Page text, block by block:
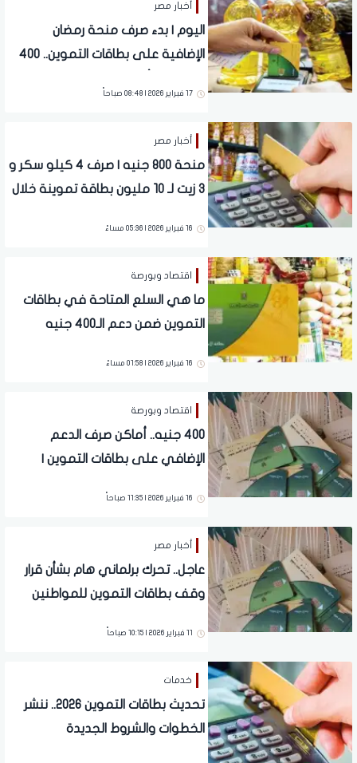
أخبار مصر
اليوم | بدء صرف منحة رمضان
الإضافية على بطاقات التموين.. 400
17 فبراير 2026 | 08:48 صباحاً
أخبار مصر
منحة 800 جنيه | صرف 4 كيلو سكر و
3 زيت لـ 10 مليون بطاقة تموينة خلال
16 فبراير 2026 | 05:36 مساءً
اقتصاد وبورصة
ما هي السلع المتاحة في بطاقات
التموين ضمن دعم الـ400 جنيه
16 فبراير 2026 | 01:58 مساءً
اقتصاد وبورصة
400 جنيه.. أماكن صرف الدعم
الإضافي على بطاقات التموين |
16 فبراير 2026 | 11:35 صباحاً
أخبار مصر
عاجل.. تحرك برلماني هام بشأن قرار
وقف بطاقات التموين للمواطنين
11 فبراير 2026 | 10:15 صباحاً
خدمات
تحديث بطاقات التموين 2026.. ننشر
الخطوات والشروط الجديدة